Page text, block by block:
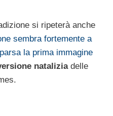
si ripeterà anche
sembra fortemente a
la prima immagine
nataliziadelle